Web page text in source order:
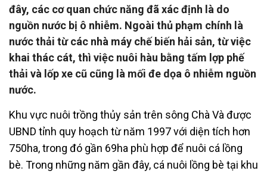
đây, các cơ quan chức năng đã xác định là do
nguồn nước bị ô nhiễm. Ngoài thủ phạm chính là
nước thải từ các nhà máy chế biến hải sản, từ việc
khai thác cát, thì việc nuôi hàu bằng tấm lợp phế
thải và lốp xe cũ cũng là mối đe dọa ô nhiễm nguồn
nước.
Khu vực nuôi trồng thủy sản trên sông Chà Và được
UBND tỉnh quy hoạch từ năm 1997 với diện tích hơn
750ha, trong đó gần 69ha phù hợp để nuôi cá lồng
bè. Trong những năm gần đây, cá nuôi lồng bè tại khu